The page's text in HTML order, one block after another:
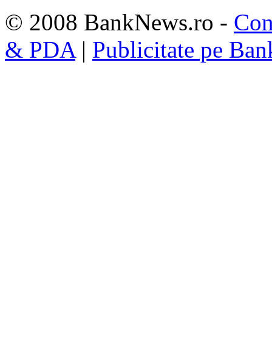
© 2008 BankNews.ro -
& PDA| Publicitate pe